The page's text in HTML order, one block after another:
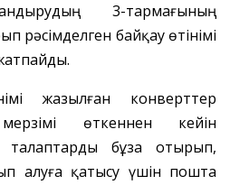
3-тармағының
рәсімделген байқау өтінімі
жазылған конверттер
өткеннен кейін
талаптарды бұза отырып,
алуға қатысу үшін пошта